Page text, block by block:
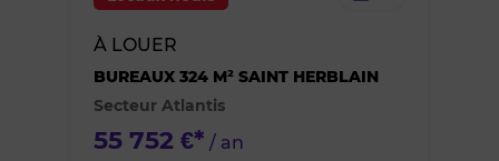
À LOUER
BUREAUX 324 M² SAINT HERBLAIN
Secteur Atlantis
55 752 €* / an